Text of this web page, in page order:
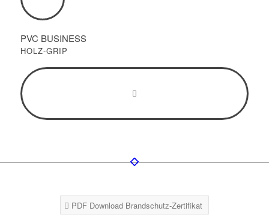
PVC BUSINESS
HOLZ-GRIP
PDF Download Brandschutz-Zertifikat